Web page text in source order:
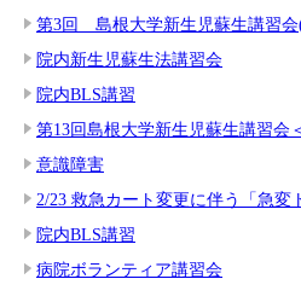
第3回 島根大学新生児蘇生講習会(
院内新生児蘇生法講習会
院内BLS講習
第13回島根大学新生児蘇生講習会
意識障害
2/23 救急カート変更に伴う「急変
院内BLS講習
病院ボランティア講習会